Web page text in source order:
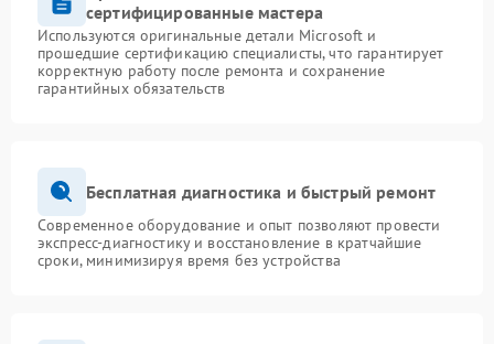
сертифицированные мастера
Используются оригинальные детали Microsoft и
прошедшие сертификацию специалисты, что гарантирует
корректную работу после ремонта и сохранение
гарантийных обязательств
Бесплатная диагностика и быстрый ремонт
Современное оборудование и опыт позволяют провести
экспресс-диагностику и восстановление в кратчайшие
сроки, минимизируя время без устройства